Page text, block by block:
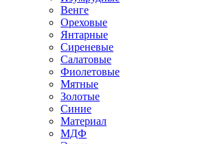
Венге
Ореховые
Янтарные
Сиреневые
Салатовые
Фиолетовые
Мятные
Золотые
Синие
Материал
МДФ